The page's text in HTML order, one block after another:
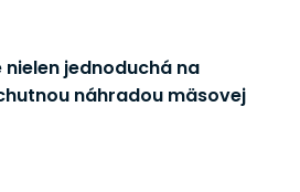
nielen jednoduchá na
náhradou mäsovej